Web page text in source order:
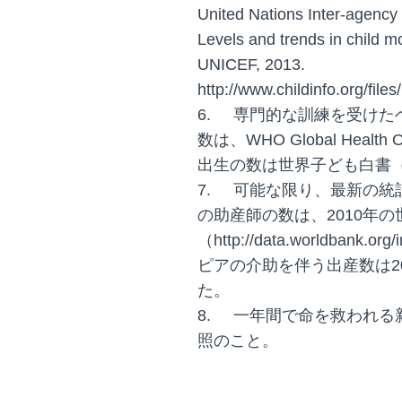
United Nations Inter-
Levels and trends in child
UNICEF, 2013.
http://www.childinfo.org/
6.
専門的な訓練を受けた
数は、WHO Global Health
出生の数は世界子ども白書
7.
可能な限り、最新の統
の助産師の数は、2010年の
（http://
ピアの介助を伴う出産数は
た。
8.
一年間で命を救われる
照のこと。